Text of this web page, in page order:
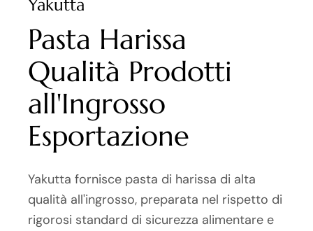
Yakutta
Pasta Harissa
Qualità Prodotti
all'Ingrosso
Esportazione
Yakutta fornisce pasta di harissa di alta
qualità all'ingrosso, preparata nel rispetto di
rigorosi standard di sicurezza alimentare e